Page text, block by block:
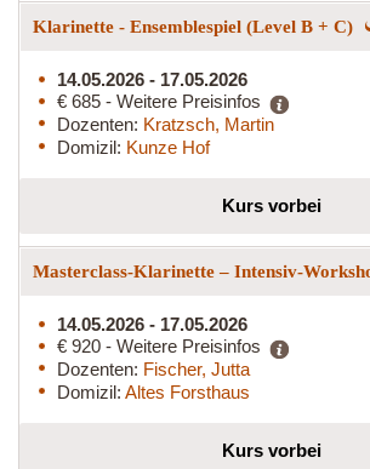
Klarinette - Ensemblespiel (Level B + C)
14.05.2026 - 17.05.2026
€ 685 - Weitere Preisinfos
Dozenten: Kratzsch, Martin
Domizil: Kunze Hof
Kurs vorbei
Masterclass-Klarinette – Intensiv-
14.05.2026 - 17.05.2026
€ 920 - Weitere Preisinfos
Dozenten: Fischer, Jutta
Domizil: Altes Forsthaus
Kurs vorbei